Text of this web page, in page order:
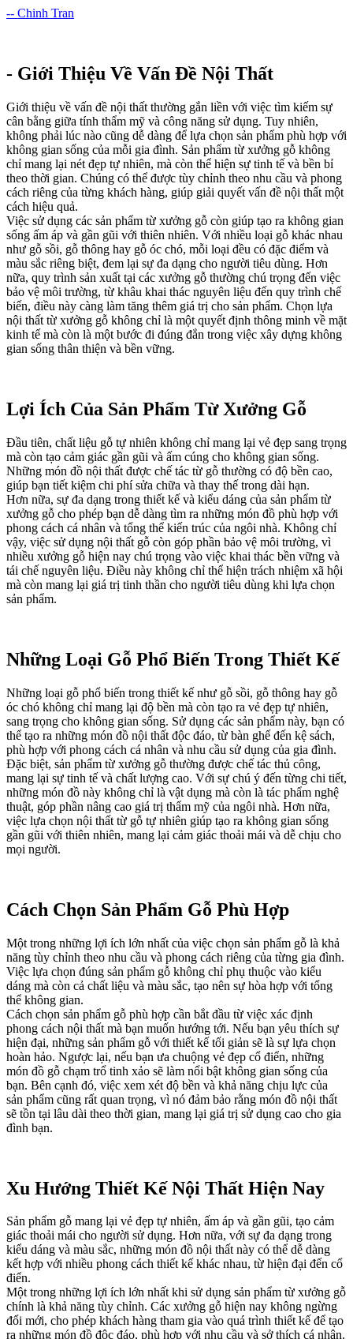
-- Chinh Tran
- Giới Thiệu Về Vấn Đề Nội Thất
Giới thiệu về vấn đề nội thất thường gắn liền với việc tìm kiếm sự
cân bằng giữa tính thẩm mỹ và công năng sử dụng. Tuy nhiên,
không phải lúc nào cũng dễ dàng để lựa chọn sản phẩm phù hợp với
không gian sống của mỗi gia đình. Sản phẩm từ xưởng gỗ không
chỉ mang lại nét đẹp tự nhiên, mà còn thể hiện sự tinh tế và bền bỉ
theo thời gian. Chúng có thể được tùy chỉnh theo nhu cầu và phong
cách riêng của từng khách hàng, giúp giải quyết vấn đề nội thất một
cách hiệu quả.
Việc sử dụng các sản phẩm từ xưởng gỗ còn giúp tạo ra không gian
sống ấm áp và gần gũi với thiên nhiên. Với nhiều loại gỗ khác nhau
như gỗ sồi, gỗ thông hay gỗ óc chó, mỗi loại đều có đặc điểm và
màu sắc riêng biệt, đem lại sự đa dạng cho người tiêu dùng. Hơn
nữa, quy trình sản xuất tại các xưởng gỗ thường chú trọng đến việc
bảo vệ môi trường, từ khâu khai thác nguyên liệu đến quy trình chế
biến, điều này càng làm tăng thêm giá trị cho sản phẩm. Chọn lựa
nội thất từ xưởng gỗ không chỉ là một quyết định thông minh về mặt
kinh tế mà còn là một bước đi đúng đắn trong việc xây dựng không
gian sống thân thiện và bền vững.
Lợi Ích Của Sản Phẩm Từ Xưởng Gỗ
Đầu tiên, chất liệu gỗ tự nhiên không chỉ mang lại vẻ đẹp sang trọng
mà còn tạo cảm giác gần gũi và ấm cúng cho không gian sống.
Những món đồ nội thất được chế tác từ gỗ thường có độ bền cao,
giúp bạn tiết kiệm chi phí sửa chữa và thay thế trong dài hạn.
Hơn nữa, sự đa dạng trong thiết kế và kiểu dáng của sản phẩm từ
xưởng gỗ cho phép bạn dễ dàng tìm ra những món đồ phù hợp với
phong cách cá nhân và tổng thể kiến trúc của ngôi nhà. Không chỉ
vậy, việc sử dụng nội thất gỗ còn góp phần bảo vệ môi trường, vì
nhiều xưởng gỗ hiện nay chú trọng vào việc khai thác bền vững và
tái chế nguyên liệu. Điều này không chỉ thể hiện trách nhiệm xã hội
mà còn mang lại giá trị tinh thần cho người tiêu dùng khi lựa chọn
sản phẩm.
Những Loại Gỗ Phổ Biến Trong Thiết Kế
Những loại gỗ phổ biến trong thiết kế như gỗ sồi, gỗ thông hay gỗ
óc chó không chỉ mang lại độ bền mà còn tạo ra vẻ đẹp tự nhiên,
sang trọng cho không gian sống. Sử dụng các sản phẩm này, bạn có
thể tạo ra những món đồ nội thất độc đáo, từ bàn ghế đến kệ sách,
phù hợp với phong cách cá nhân và nhu cầu sử dụng của gia đình.
Đặc biệt, sản phẩm từ xưởng gỗ thường được chế tác thủ công,
mang lại sự tinh tế và chất lượng cao. Với sự chú ý đến từng chi tiết,
những món đồ này không chỉ là vật dụng mà còn là tác phẩm nghệ
thuật, góp phần nâng cao giá trị thẩm mỹ của ngôi nhà. Hơn nữa,
việc lựa chọn nội thất từ gỗ tự nhiên giúp tạo ra không gian sống
gần gũi với thiên nhiên, mang lại cảm giác thoải mái và dễ chịu cho
mọi người.
Cách Chọn Sản Phẩm Gỗ Phù Hợp
Một trong những lợi ích lớn nhất của việc chọn sản phẩm gỗ là khả
năng tùy chỉnh theo nhu cầu và phong cách riêng của từng gia đình.
Việc lựa chọn đúng sản phẩm gỗ không chỉ phụ thuộc vào kiểu
dáng mà còn cả chất liệu và màu sắc, tạo nên sự hòa hợp với tổng
thể không gian.
Cách chọn sản phẩm gỗ phù hợp cần bắt đầu từ việc xác định
phong cách nội thất mà bạn muốn hướng tới. Nếu bạn yêu thích sự
hiện đại, những sản phẩm gỗ với thiết kế tối giản sẽ là sự lựa chọn
hoàn hảo. Ngược lại, nếu bạn ưa chuộng vẻ đẹp cổ điển, những
món đồ gỗ chạm trổ tinh xảo sẽ làm nổi bật không gian sống của
bạn. Bên cạnh đó, việc xem xét độ bền và khả năng chịu lực của
sản phẩm cũng rất quan trọng, vì nó đảm bảo rằng món đồ nội thất
sẽ tồn tại lâu dài theo thời gian, mang lại giá trị sử dụng cao cho gia
đình bạn.
Xu Hướng Thiết Kế Nội Thất Hiện Nay
Sản phẩm gỗ mang lại vẻ đẹp tự nhiên, ấm áp và gần gũi, tạo cảm
giác thoải mái cho người sử dụng. Hơn nữa, với sự đa dạng trong
kiểu dáng và màu sắc, những món đồ nội thất này có thể dễ dàng
kết hợp với nhiều phong cách thiết kế khác nhau, từ hiện đại đến cổ
điển.
Một trong những lợi ích lớn nhất khi sử dụng sản phẩm từ xưởng gỗ
chính là khả năng tùy chỉnh. Các xưởng gỗ hiện nay không ngừng
đổi mới, cho phép khách hàng tham gia vào quá trình thiết kế để tạo
ra những món đồ độc đáo, phù hợp với nhu cầu và sở thích cá nhân.